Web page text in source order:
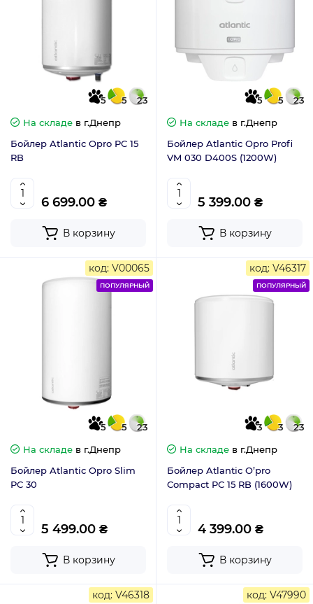
5 5
23
На складе в г.Днепр
Бойлер Atlantic Opro PC 15
RB
6 699.00 ₴
В корзину
5 5
23
На складе в г.Днепр
Бойлер Atlantic Opro Profi
VM 030 D400S (1200W)
5 399.00 ₴
В корзину
код: V00065
5 5 23
ПОПУЛЯРНЫЙ
На складе в г.Днепр
Бойлер Atlantic Opro Slim
PC 30
5 499.00 ₴
В корзину
код: V46317
3 3 23
ПОПУЛЯРНЫЙ
На складе в г.Днепр
Бойлер Atlantic O’pro
Compact PC 15 RB (1600W)
4 399.00 ₴
В корзину
код: V46318 код: V47990